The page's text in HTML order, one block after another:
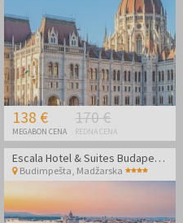
138 €
MEGABON CENA
170 €
REDNA CENA
Escala Hotel & Suites Budapest - Družinski oddih
Budimpešta, Madžarska